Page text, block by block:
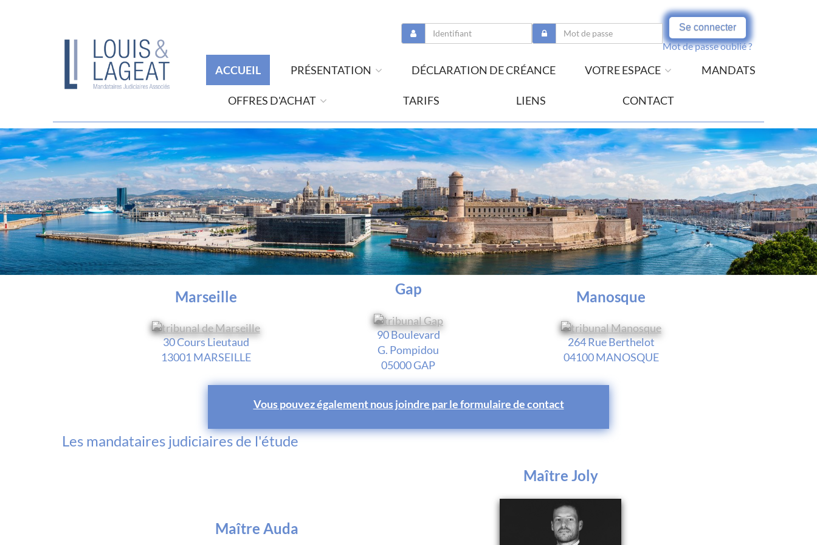
Se connecter
Mot de passe oublié ?
ACCUEIL PRÉSENTATION DÉCLARATION DE CRÉANCE VOTRE ESPACE MANDATS
OFFRES D'ACHAT TARIFS LIENS CONTACT
Marseille
30 Cours Lieutaud
13001 MARSEILLE
Gap
90 Boulevard
G. Pompidou
05000 GAP
Manosque
264 Rue Berthelot
04100 MANOSQUE
Vous pouvez également nous joindre par le formulaire de contact
Les mandataires judiciaires de l'étude
Maître Auda
Maître Joly